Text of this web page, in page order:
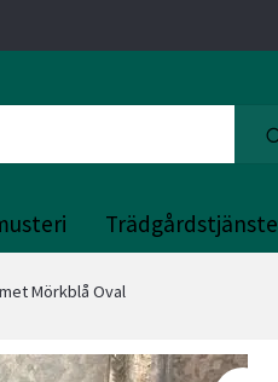
Mörkblå Oval